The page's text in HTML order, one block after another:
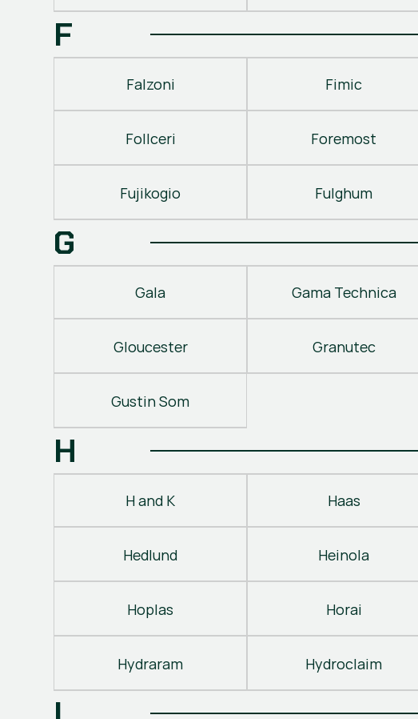
F
Falzoni Fimic
Follceri Foremost
Fujikogio Fulghum
G
Gala Gama Technica
Gloucester Granutec
Gustin Som
H
H and K Haas
Hedlund Heinola
Hoplas Horai
Hydraram Hydroclaim